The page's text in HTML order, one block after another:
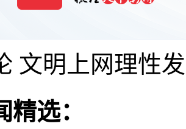
文明上网理性
精选：